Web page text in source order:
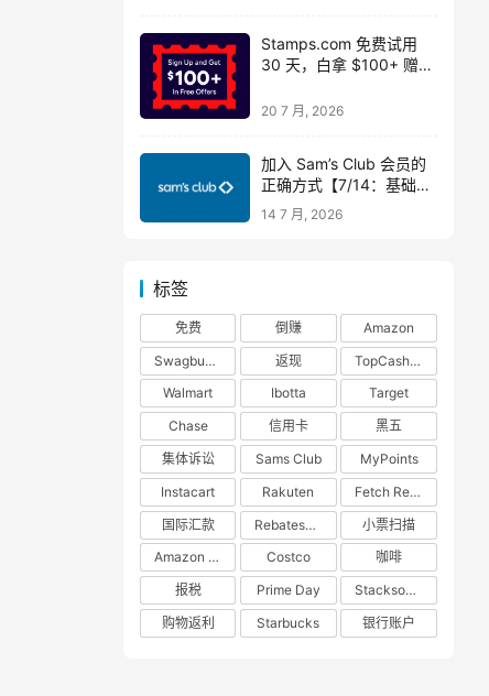
Stamps.com 免费试用
30 天，白拿 $100+ 赠品
20 7 月, 2026
加入 Sam’s Club 会员的
正确方式【7/14：基础版
仅 $25！】
14 7 月, 2026
标签
免费 倒赚
Amazon
Swagbucks
返现
TopCashback
Walmart
Ibotta
Target
Chase
信用卡
黑五
集体诉讼
Sams Club
MyPoints
Instacart
Rakuten
Fetch Rewards
国际汇款
RebatesMe
小票扫描
Amazon Prime
Costco
咖啡
报税
Prime Day
Stacksocial
购物返利
Starbucks 银行账户